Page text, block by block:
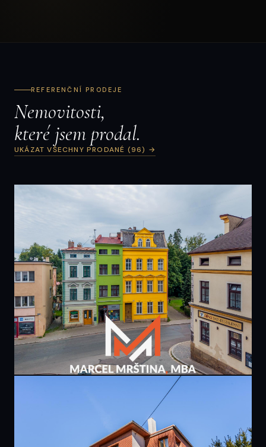
REFERENČNÍ PRODEJE
Nemovitosti,
které jsem prodal.
UKÁZAT VŠECHNY PRODANÉ (96) →
PRODÁNO
domu | U Dolní brány | Broumov
267 m² · Broumov